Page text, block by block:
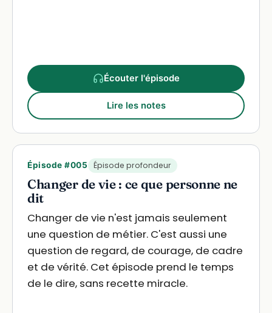
Écouter l'épisode
Lire les notes
Épisode #005 Épisode profondeur
Changer de vie : ce que personne ne
dit
Changer de vie n'est jamais seulement
une question de métier. C'est aussi une
question de regard, de courage, de cadre
et de vérité. Cet épisode prend le temps
de le dire, sans recette miracle.